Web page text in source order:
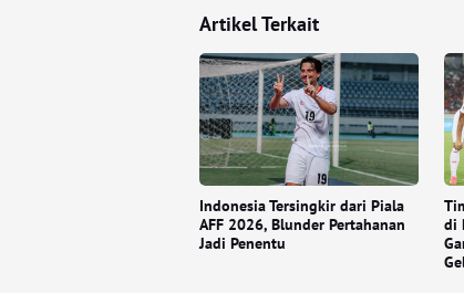
Artikel Terkait
Indonesia Tersingkir dari Piala
AFF 2026, Blunder Pertahanan
Jadi Penentu
di